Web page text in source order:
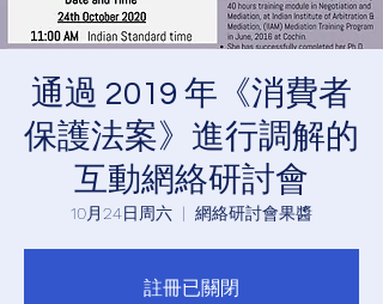
通過 2019 年《消費者
保護法案》進行調解的
互動網絡研討會
10月24日周六
  |
網絡研討會果醬
註冊已關閉